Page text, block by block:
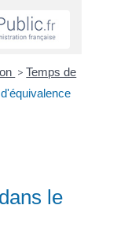
> Temps de
le